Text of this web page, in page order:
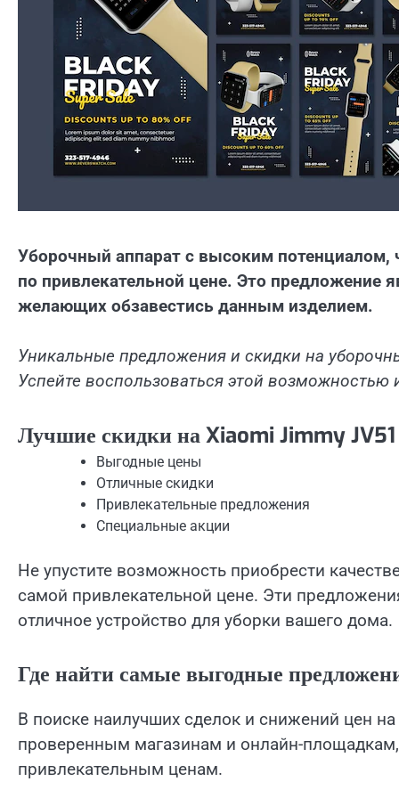
Уборочный аппарат с высоким потенциалом,
по привлекательной цене. Это предложение
желающих обзавестись данным изделием.
Уникальные предложения и скидки на
Успейте воспользоваться этой возможностью
Лучшие скидки на Xiaomi Jimmy JV51
Выгодные цены
Отличные скидки
Привлекательные предложения
Специальные акции
Не упустите возможность приобрести
самой привлекательной цене. Эти
отличное устройство для уборки вашего дома.
Где найти самые выгодные
В поиске наилучших сделок и снижений цен
проверенным магазинам и онлайн-
привлекательным ценам.